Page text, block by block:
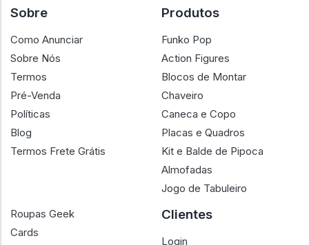
Sobre
Como Anunciar
Sobre Nós
Termos
Pré-Venda
Políticas
Blog
Termos Frete Grátis
Produtos
Funko Pop
Action Figures
Blocos de Montar
Chaveiro
Caneca e Copo
Placas e Quadros
Kit e Balde de Pipoca
Almofadas
Jogo de Tabuleiro
Roupas Geek
Cards
Clientes
Login